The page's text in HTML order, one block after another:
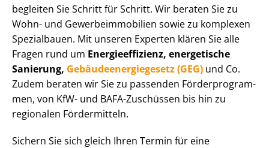
begleiten Sie Schritt für Schritt. Wir beraten Sie zu
Wohn- und Ge­wer­be­im­mo­bi­li­en sowie zu komplexen
Spezialbauen. Mit unseren Experten klären Sie alle
Fragen rund um En­er­gie­ef­fi­zi­enz, energetische
Sanierung, Ge­bäu­de­en­er­gie­ge­setz (GEG) und Co.
Zudem beraten wir Sie zu passenden För­der­pro­gram­
men, von KfW- und BAFA-Zuschüssen bis hin zu
regionalen Fördermitteln.
Sichern Sie sich gleich Ihren Termin für eine